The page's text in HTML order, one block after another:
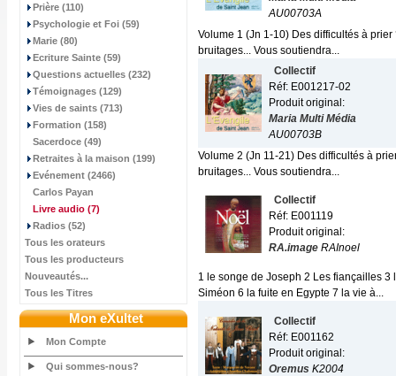
Prière (110)
Psychologie et Foi (59)
Marie (80)
Ecriture Sainte (59)
Questions actuelles (232)
Témoignages (129)
Vies de saints (713)
Formation (158)
Sacerdoce (49)
Retraites à la maison (199)
Evénement (2466)
Carlos Payan
Livre audio (7)
Radios (52)
Tous les orateurs
Tous les producteurs
Nouveautés...
Tous les Titres
Mon eXultet
Mon Compte
Qui sommes-nous?
AU00703A
Volume 1 (Jn 1-10) Des difficultés à
bruitages... Vous soutiendra...
Collectif
Réf: E001217-02
Produit original:
Maria Multi Média
AU00703B
Volume 2 (Jn 11-21) Des difficultés à
bruitages... Vous soutiendra...
Collectif
Réf: E001119
Produit original:
RA.image RAInoel
1 le songe de Joseph 2 Les fiançailles
Siméon 6 la fuite en Egypte 7 la vie à...
Collectif
Réf: E001162
Produit original:
Oremus K2004